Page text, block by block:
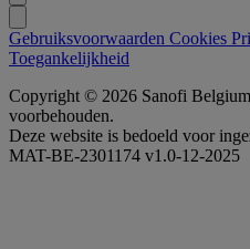
Gebruiksvoorwaarden Cookies
Toegankelijkheid
Copyright © 2026 Sanofi
voorbehouden.
Deze website is bedoeld voor
MAT-BE-2301174 v1.0-12-2025